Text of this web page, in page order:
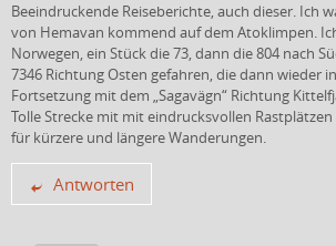
Beeindruckende Reiseberichte, auch dieser. Ich
von Hemavan kommend auf dem Atoklimpen.
Norwegen, ein Stück die 73, dann die 804 nach
7346 Richtung Osten gefahren, die dann wieder
Fortsetzung mit dem „Sagavägn“ Richtung
Tolle Strecke mit mit eindrucksvollen
für kürzere und längere Wanderungen.
Antworten